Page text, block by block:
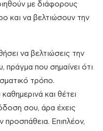
με διάφορους
και να βελτιώσουν την
να βελτιώσεις την
που σημαίνει ότι
τρόπο.
και θέτει
σου, άρα έχεις
προσπάθεια. Επιπλέον,